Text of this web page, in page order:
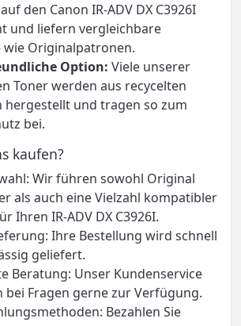
den Canon IR-ADV DX C3926I
und liefern vergleichbare
wie Originalpatronen.
Option: Viele unserer
Toner werden aus recycelten
hergestellt und tragen so zum
bei.
kaufen?
Wir führen sowohl Original
als auch eine Vielzahl kompatibler
Ihren IR-ADV DX C3926I.
Ihre Bestellung wird schnell
geliefert.
Beratung: Unser Kundenservice
bei Fragen gerne zur Verfügung.
Bezahlen Sie